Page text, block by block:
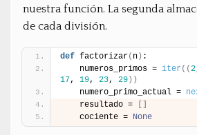
nuestra función. La segunda
de cada división.
def factorizar( n ) :
    numeros_primos =
iter ( (2
17, 19, 23, 29 ) )
    numero_primo_actual =
    resultado =
    cociente =
None